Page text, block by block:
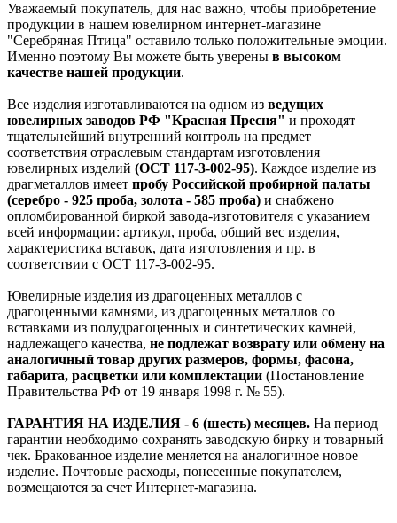
Уважаемый покупатель, для нас важно, чтобы приобретение
продукции в нашем ювелирном интернет-магазине
"Серебряная Птица" оставило только положительные эмоции.
Именно поэтому Вы можете быть уверены в высоком
качестве нашей продукции.
Все изделия изготавливаются на одном из ведущих
ювелирных заводов РФ "Красная Пресня" и проходят
тщательнейший внутренний контроль на предмет
соответствия отраслевым стандартам изготовления
ювелирных изделий (ОСТ 117-3-002-95). Каждое изделие из
драгметаллов имеет пробу Российской пробирной палаты
(серебро - 925 проба, золота - 585 проба) и снабжено
опломбированной биркой завода-изготовителя с указанием
всей информации: артикул, проба, общий вес изделия,
характеристика вставок, дата изготовления и пр. в
соответствии с ОСТ 117-3-002-95.
Ювелирные изделия из драгоценных металлов с
драгоценными камнями, из драгоценных металлов со
вставками из полудрагоценных и синтетических камней,
надлежащего качества, не подлежат возврату или обмену на
аналогичный товар других размеров, формы, фасона,
габарита, расцветки или комплектации (Постановление
Правительства РФ от 19 января 1998 г. № 55).
ГАРАНТИЯ НА ИЗДЕЛИЯ - 6 (шесть) месяцев. На период
гарантии необходимо сохранять заводскую бирку и товарный
чек. Бракованное изделие меняется на аналогичное новое
изделие. Почтовые расходы, понесенные покупателем,
возмещаются за счет Интернет-магазина.